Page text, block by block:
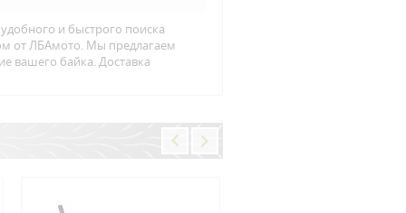
и быстрого поиска
от ЛБАмото. Мы предлагаем
вашего байка. Доставка